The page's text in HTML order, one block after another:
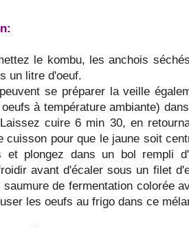
le kombu, les anchois
un litre d'oeuf.
se préparer la veille
à température ambiante)
cuire 6 min 30, en
cuisson pour que le jaune soit
et plongez dans un bol rempli
avant d'écaler sous un filet
saumure de fermentation colorée
les oeufs au frigo dans ce